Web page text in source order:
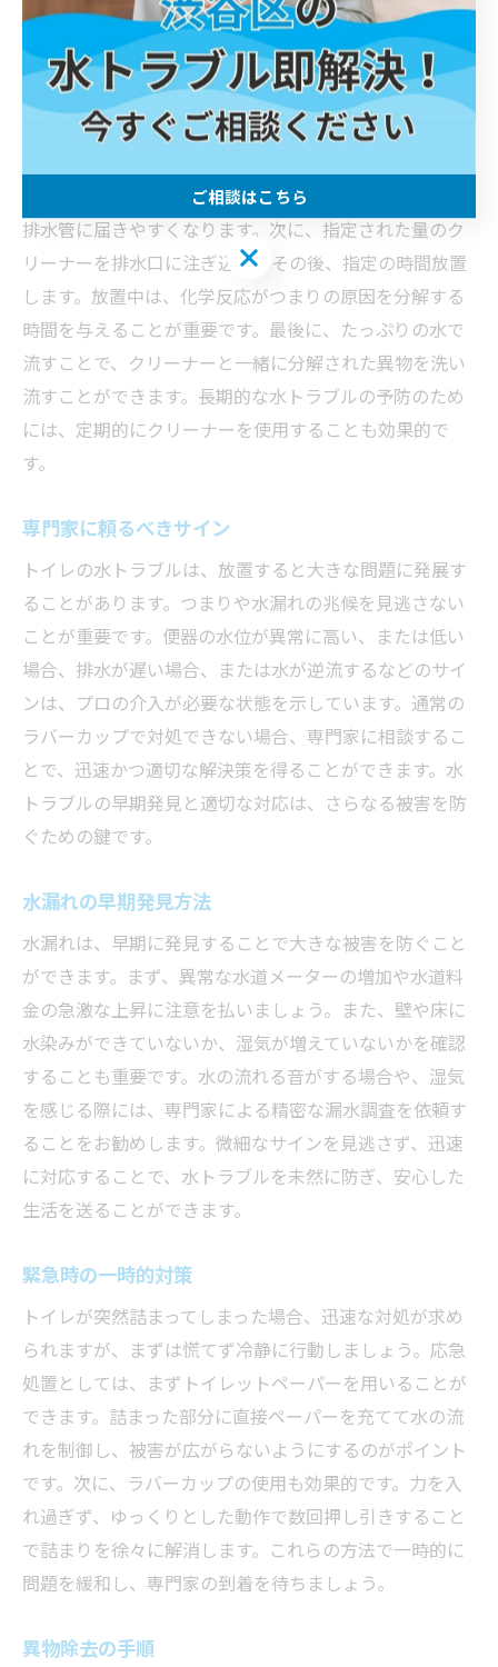
排水口クリーナーの効果的な使用法
排水口クリーナーはトイレのつまりを解消するための重
要なツールですが、使用方法を間違えると逆効果になる
こともあります。まず、排水口クリーナーを選ぶ際に
用する前に、便器内の水を減らすことで、クリーナーが
排水管に届きやすくなります。次に、指定された量のク
リーナーを排水口に注ぎ込み、その後、指定の時間放置
します。放置中は、化学反応がつまりの原因を分解する
時間を与えることが重要です。最後に、たっぷりの水で
流すことで、クリーナーと一緒に分解された異物を洗い
流すことができます。長期的な水トラブルの予防のため
には、定期的にクリーナーを使用することも効果的で
す。
専門家に頼るべきサイン
トイレの水トラブルは、放置すると大きな問題に発展す
ることがあります。つまりや水漏れの兆候を見逃さない
ことが重要です。便器の水位が異常に高い、または低い
場合、排水が遅い場合、または水が逆流するなどのサイ
ンは、プロの介入が必要な状態を示しています。通常の
ラバーカップで対処できない場合、専門家に相談するこ
とで、迅速かつ適切な解決策を得ることができます。水
トラブルの早期発見と適切な対応は、さらなる被害を防
ぐための鍵です。
水漏れの早期発見方法
水漏れは、早期に発見することで大きな被害を防ぐこと
ができます。まず、異常な水道メーターの増加や水道料
金の急激な上昇に注意を払いましょう。また、壁や床に
水染みができていないか、湿気が増えていないかを確認
することも重要です。水の流れる音がする場合や、湿気
を感じる際には、専門家による精密な漏水調査を依頼す
ることをお勧めします。微細なサインを見逃さず、迅速
に対応することで、水トラブルを未然に防ぎ、安心した
生活を送ることができます。
緊急時の一時的対策
トイレが突然詰まってしまった場合、迅速な対処が求め
られますが、まずは慌てず冷静に行動しましょう。応急
処置としては、まずトイレットペーパーを用いることが
できます。詰まった部分に直接ペーパーを充てて水の流
れを制御し、被害が広がらないようにするのがポイント
です。次に、ラバーカップの使用も効果的です。力を入
れ過ぎず、ゆっくりとした動作で数回押し引きすること
で詰まりを徐々に解消します。これらの方法で一時的に
問題を緩和し、専門家の到着を待ちましょう。
異物除去の手順
ご相談はこちら
ご相談はこちら